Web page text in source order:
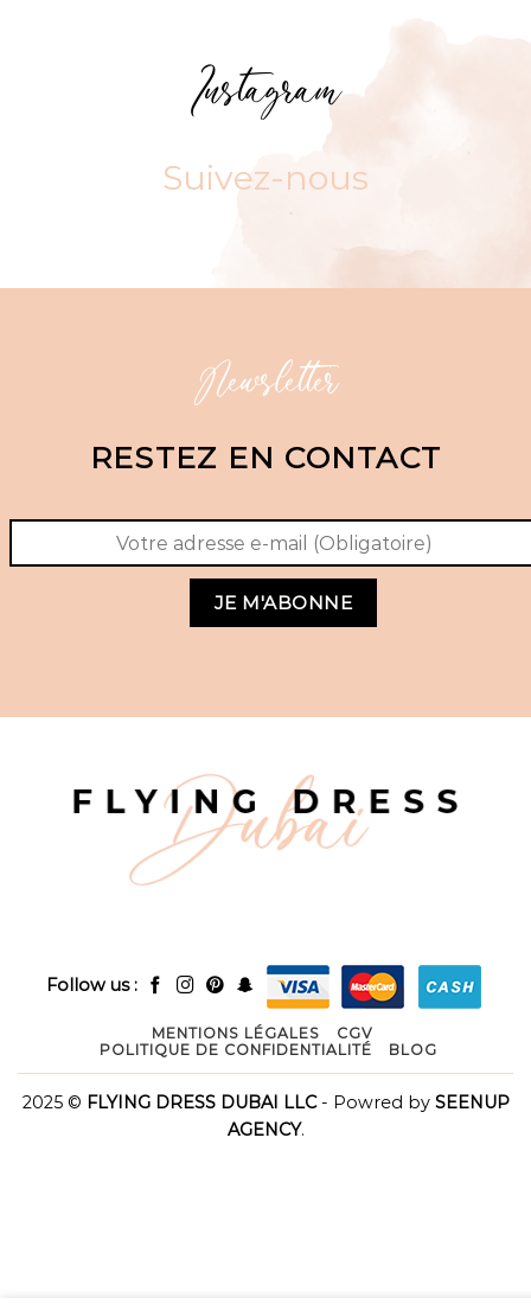
Instagram
Suivez-nous
Newsletter
RESTEZ EN CONTACT
Follow us :
MENTIONS LÉGALES
CGV
POLITIQUE DE CONFIDENTIALITÉ
BLOG
2025 © FLYING DRESS DUBAI LLC- Powred by SEENUP
AGENCY.